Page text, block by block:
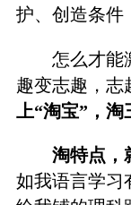
护、创造条件
怎么才能
趣变志趣，志
上“淘宝”，淘
淘特点，
如我语言学习